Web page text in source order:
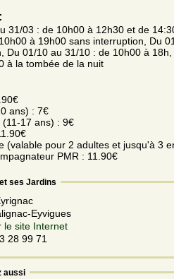
31/03 : de 10h00 à 12h30 et de
à 19h00 sans interruption, Du
Du 01/10 au 31/10 : de 10h00 à
à la tombée de la nuit
ans) : 7€
(11-17 ans) : 9€
(valable pour 2 adultes et jusqu'à 3
PMR : 11.90€
ses Jardins
Eyvigues
le site Internet
28 99 71
aussi